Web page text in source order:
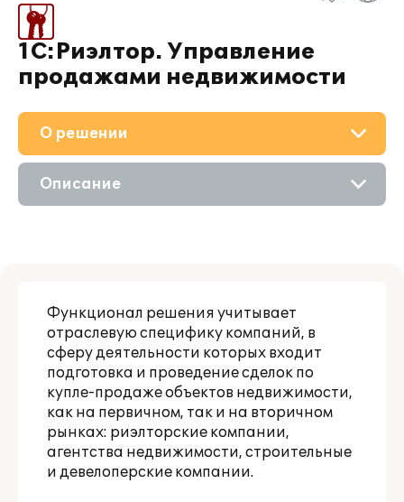
1С:Риэлтор. Управление
продажами недвижимости
О решении
Приобретение
Партнерам
Описание
Функционал решения учитывает
отраслевую специфику компаний, в
сферу деятельности которых входит
подготовка и проведение сделок по
купле-продаже объектов недвижимости,
как на первичном, так и на вторичном
рынках: риэлторские компании,
агентства недвижимости, строительные
и девелоперские компании.